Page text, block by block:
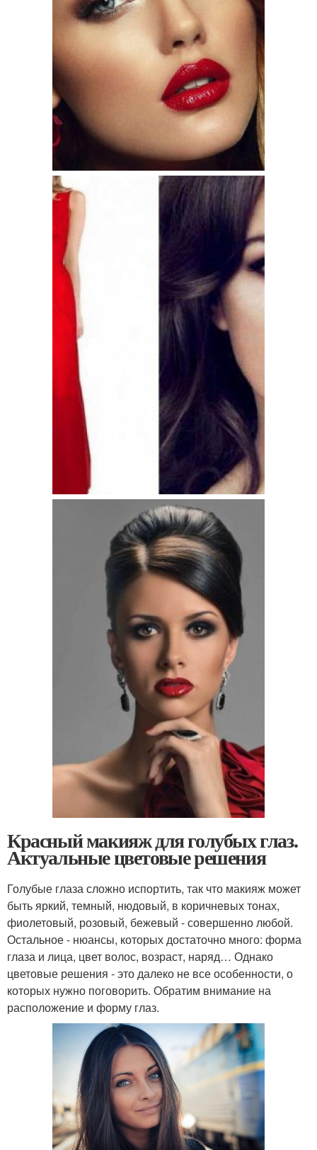
Красный макияж для голубых глаз.
Актуальные цветовые решения
Голубые глаза сложно испортить, так что макияж может
быть яркий, темный, нюдовый, в коричневых тонах,
фиолетовый, розовый, бежевый - совершенно любой.
Остальное - нюансы, которых достаточно много: форма
глаза и лица, цвет волос, возраст, наряд… Однако
цветовые решения - это далеко не все особенности, о
которых нужно поговорить. Обратим внимание на
расположение и форму глаз.